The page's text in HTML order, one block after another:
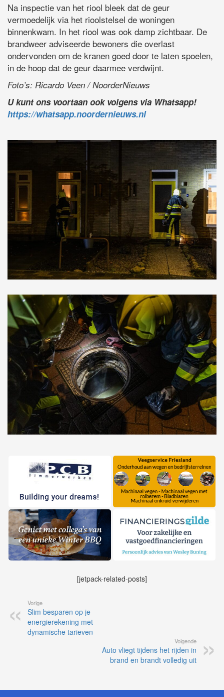
Na inspectie van het riool bleek dat de geur
vermoedelijk via het rioolstelsel de woningen
binnenkwam. In het riool was ook damp zichtbaar. De
brandweer adviseerde bewoners die overlast
ondervonden om de kranen goed door te laten spoelen,
in de hoop dat de geur daarmee verdwijnt.
Foto’s: Ricardo Veen / NoorderNieuws
U kunt ons voortaan ook volgens via Whatsapp!
https://whatsapp.noordernieuws.nl
[jetpack-related-posts]
Vorige
Slim besparen op je
energierekening met
dynamische tarieven
Volgende
Auto vliegt tijdens het rijden in
brand en brandt volledig uit